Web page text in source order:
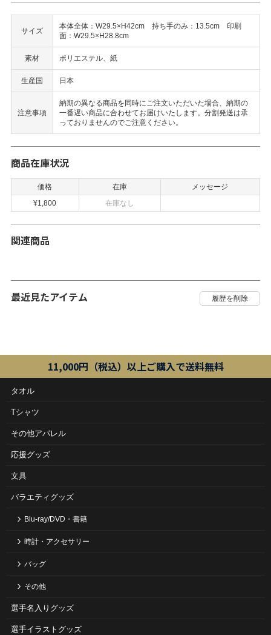
サイズ
本体全体：W29.5×H42cm 持ち手のみ：13.5cm 印刷
面：W29.5×H28.8cm
素材 ポリエステル、紙
生産国 日本
注意事項
納期の異なる商品を同時にご注文いただいた場合、納期の
一番遅い商品に合わせてお届けいたします。分割発送は承
っておりませんのでご注意ください。
商品在庫状況
価格 在庫
メッセージ
¥1,800
在庫なし
関連商品
最近見たアイテム
11,000円（税込）以上ご購入で送料無料
タオル
Tシャツ
その他アパレル
応援グッズ
文具
バラエティグッズ
Blu-ray/DVD・書籍
時計・アクセサリー
バッグ
その他
選手名入りグッズ
選手イラストグッズ